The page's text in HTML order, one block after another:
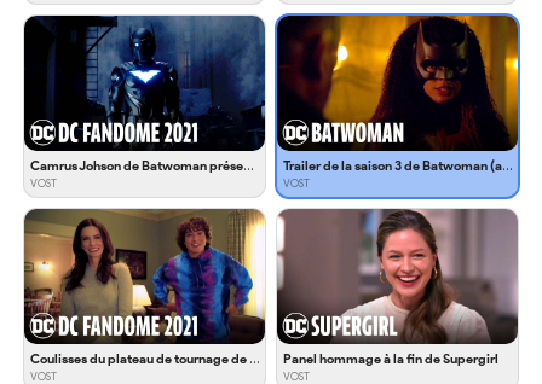
Camrus Johson de Batwoman présente Batwing
VOST
Trailer de la saison 3 de Batwoman (avec Alice)
VOST
Coulisses du plateau de tournage de Superman & Lois
VOST
Panel hommage à la fin de Supergirl
VOST